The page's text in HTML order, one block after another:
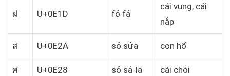
ฝ U+0E1D fỏ fả
cái vung, cái
nắp
ส U+0E2A sỏ sửa con hổ
ศ U+0E28 sỏ sả-la cái chòi